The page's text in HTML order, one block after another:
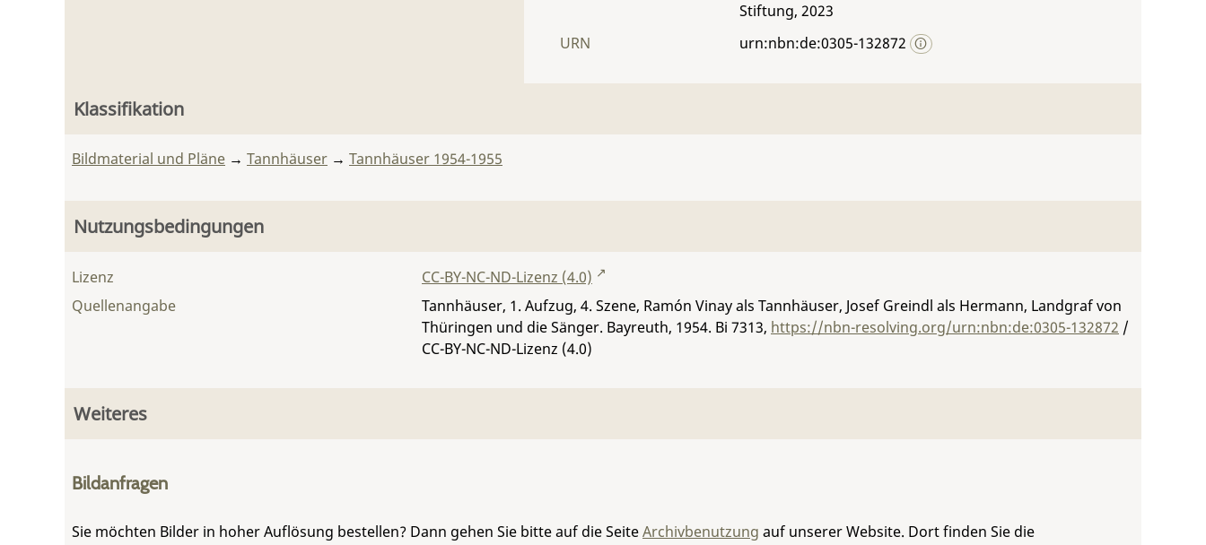
Stiftung, 2023
URN
urn:nbn:de:0305-132872
Klassifikation
Bildmaterial und Pläne → Tannhäuser → Tannhäuser 1954-1955
Nutzungsbedingungen
Lizenz
CC-BY-NC-ND-Lizenz (4.0)
Quellenangabe
Tannhäuser, 1. Aufzug, 4. Szene, Ramón Vinay als Tannhäuser, Josef Greindl als Hermann, Landgraf von
Thüringen und die Sänger. Bayreuth, 1954. Bi 7313, https://nbn-resolving.org/urn:nbn:de:0305-132872 /
CC-BY-NC-ND-Lizenz (4.0)
Weiteres
Bildanfragen
Sie möchten Bilder in hoher Auflösung bestellen? Dann gehen Sie bitte auf die SeiteArchivbenutzung auf unserer Website. Dort finden Sie die